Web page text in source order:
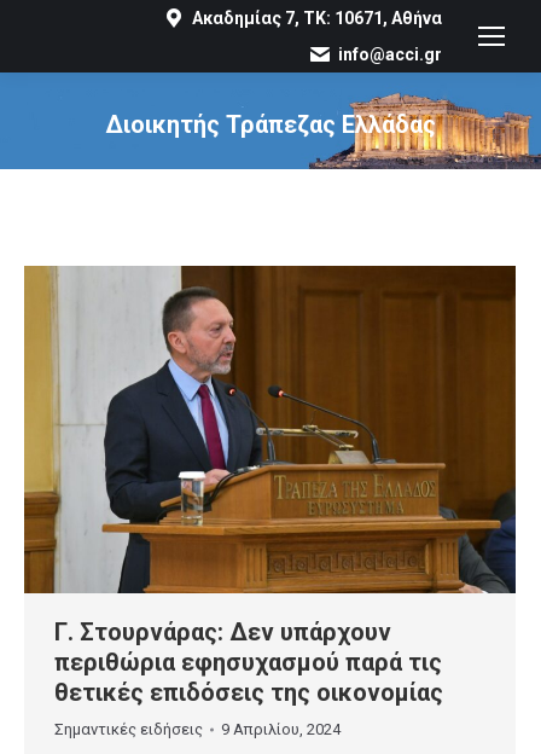
Ακαδημίας 7, ΤΚ: 10671, Αθήνα
info@acci.gr
Διοικητής Τράπεζας Ελλάδας
You are here:
Γ. Στουρνάρας: Δεν υπάρχουν
περιθώρια εφησυχασμού παρά τις
θετικές επιδόσεις της οικονομίας
Σημαντικές ειδήσεις 9 Απριλίου, 2024